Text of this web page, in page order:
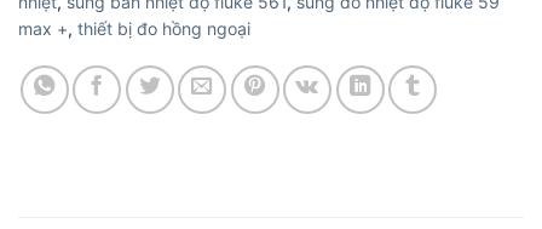
max +, thiết bị đo hồng ngoại